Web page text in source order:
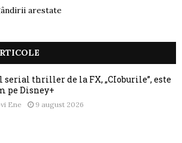
arestate
serial thriller de la FX, „CIoburile”, este
pe Disney+
Ene 9 august 2026